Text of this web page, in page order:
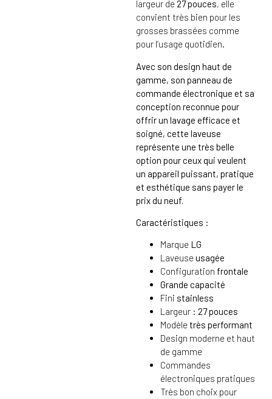
largeur de 27 pouces, elle
convient très bien pour les
grosses brassées comme
pour l’usage quotidien.
Avec son design haut de
gamme, son panneau de
commande électronique et sa
conception reconnue pour
offrir un lavage efficace et
soigné, cette laveuse
représente une très belle
option pour ceux qui veulent
un appareil puissant, pratique
et esthétique sans payer le
prix du neuf.
Caractéristiques :
Marque LG
Laveuse usagée
Configuration frontale
Grande capacité
Fini stainless
Largeur : 27 pouces
Modèle très performant
Design moderne et haut
de gamme
Commandes
électroniques pratiques
Très bon choix pour